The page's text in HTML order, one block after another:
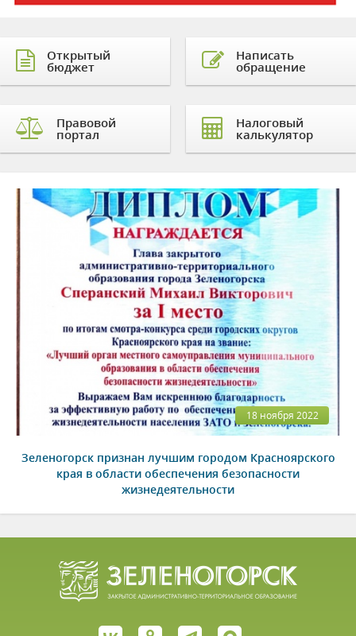
Открытый
бюджет
Правовой
портал
Написать
обращение
Налоговый
калькулятор
18 ноября 2022
Зеленогорск признан лучшим городом Красноярского
края в области обеспечения безопасности
жизнедеятельности